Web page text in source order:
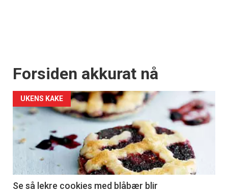
Forsiden akkurat nå
UKENS KAKE
Se så lekre cookies med blåbær blir